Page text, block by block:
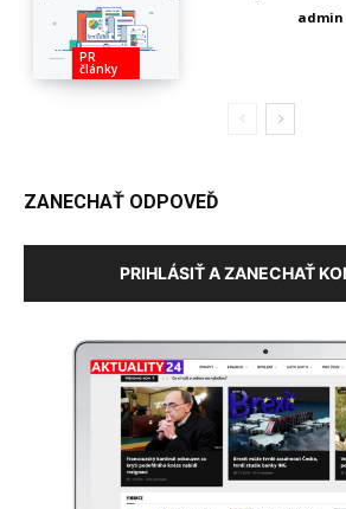
PR
články
admin
ZANECHAŤ ODPOVEĎ
PRIHLÁSIŤ A ZANECHAŤ